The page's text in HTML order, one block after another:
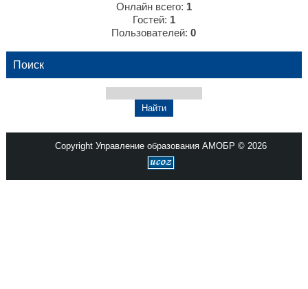
Онлайн всего: 1
Гостей: 1
Пользователей:0
Поиск
Copyright Управление образования АМОБР © 2026